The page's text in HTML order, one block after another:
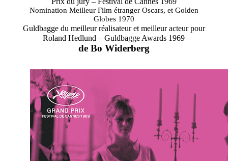
Nomination Meilleur Film étranger Oscars, et Golden
Globes 1970
Guldbagge du meilleur réalisateur et meilleur acteur pour
Roland Hedlund – Guldbagge Awards 1969
de Bo Widerberg